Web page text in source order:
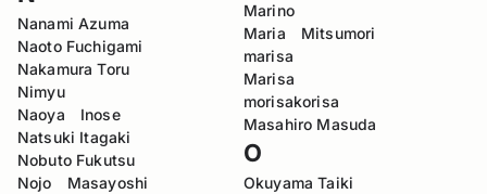
Nanami Azuma
Naoto Fuchigami
Nakamura Toru
Nimyu
Naoya Inose
Natsuki Itagaki
Nobuto Fukutsu
Nojo Masayoshi
Marino
Maria Mitsumori
marisa
Marisa
morisakorisa
Masahiro Masuda
O
Okuyama Taiki